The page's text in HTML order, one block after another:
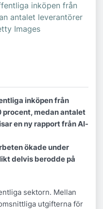
inköpen från
antalet leverantörer
Images
inköpen från
procent, medan antalet
en ny rapport från AI-
ökade under
delvis berodde på
sektorn. Mellan
utgifterna för